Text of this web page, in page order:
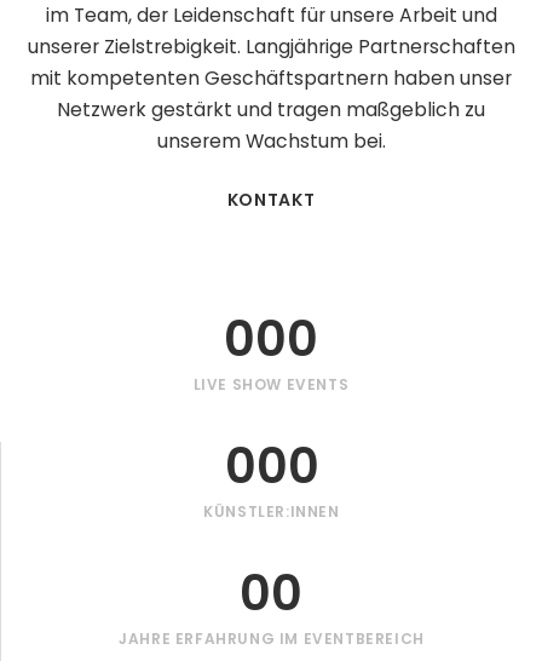
im Team, der Leidenschaft für unsere Arbeit und
unserer Zielstrebigkeit. Langjährige Partnerschaften
mit kompetenten Geschäftspartnern haben unser
Netzwerk gestärkt und tragen maßgeblich zu
unserem Wachstum bei.
KONTAKT
000
LIVE SHOW EVENTS
000
KÜNSTLER:INNEN
00
JAHRE ERFAHRUNG IM EVENTBEREICH